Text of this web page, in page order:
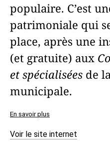
populaire. C’est
patrimoniale qui
place, après une
(et gratuite) aux
et spécialisées de
municipale.
En savoir plus
Voir le site internet